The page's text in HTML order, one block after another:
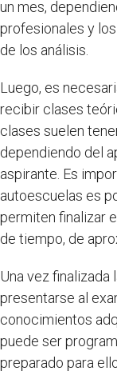
un mes,
profesionales y
de los análisis.
Luego, es
recibir clases
clases suelen
dependiendo del
aspirante. Es
autoescuelas es
permiten finalizar
de tiempo, de
Una vez
presentarse al
conocimientos
puede ser
preparado para